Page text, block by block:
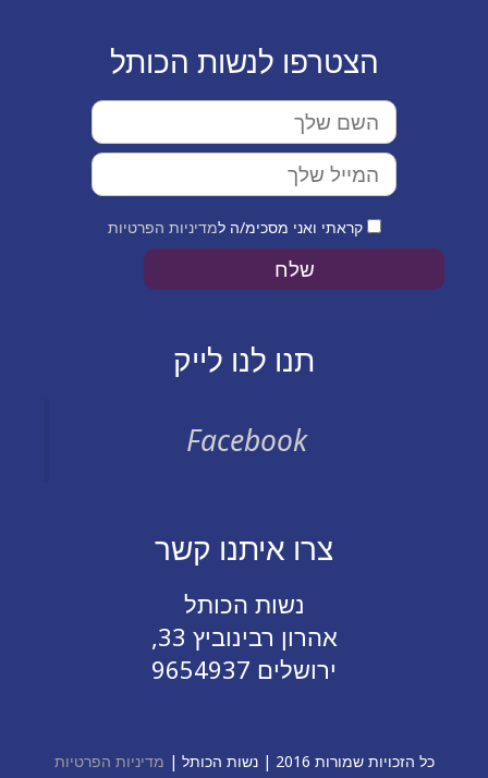
הצטרפו לנשות הכותל
קראתי ואני מסכימ/ה ל מדיניות הפרטיות
תנו לנו לייק
Facebook
צרו איתנו קשר
נשות הכותל
אהרון רבינוביץ 33,
ירושלים 9654937
כל הזכויות שמורות 2016 | נשות הכותל |
מדיניות הפרטיות